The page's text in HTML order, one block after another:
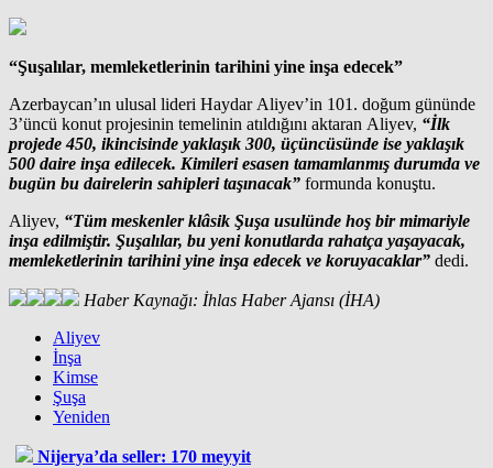
“Şuşalılar, memleketlerinin tarihini yine inşa edecek”
Azerbaycan’ın ulusal lideri Haydar Aliyev’in 101. doğum gününde
3’üncü konut projesinin temelinin atıldığını aktaran Aliyev, “İlk
projede 450, ikincisinde yaklaşık 300, üçüncüsünde ise yaklaşık
500 daire inşa edilecek. Kimileri esasen tamamlanmış durumda ve
bugün bu dairelerin sahipleri taşınacak” formunda konuştu.
Aliyev, “Tüm meskenler klâsik Şuşa usulünde hoş bir mimariyle
inşa edilmiştir. Şuşalılar, bu yeni konutlarda rahatça yaşayacak,
memleketlerinin tarihini yine inşa edecek ve koruyacaklar” dedi.
Haber Kaynağı: İhlas Haber Ajansı (İHA)
Aliyev
İnşa
Kimse
Şuşa
Yeniden
Nijerya’da seller: 170 meyyit